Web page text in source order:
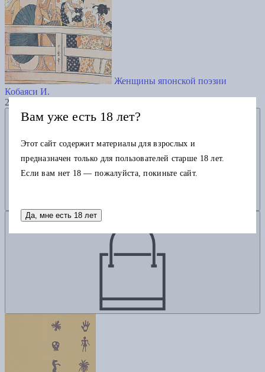
Женщины японской поэзии
Кобаяси И.
2105
Добавить в избранное
Вам уже есть 18 лет?
Этот сайт содержит материалы для взрослых и
предназначен только для пользователей старше 18 лет.
Если вам нет 18 — пожалуйста, покиньте сайт.
Да, мне есть 18 лет